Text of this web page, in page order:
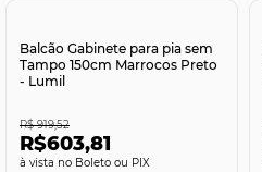
Balcão Gabinete para pia sem
Tampo 150cm Marrocos Preto
- Lumil
R$603,81
no Boleto ou PIX
R$ 919,52